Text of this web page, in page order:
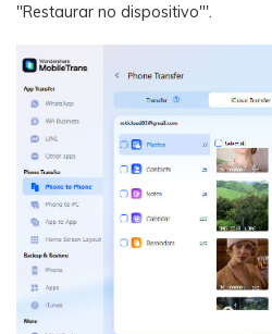
"Restaurar no dispositivo"'.